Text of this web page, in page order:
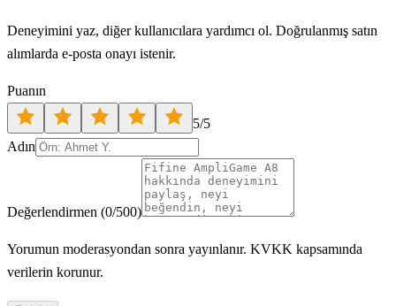
Deneyimini yaz, diğer kullanıcılara yardımcı ol. Doğrulanmış satın
alımlarda e-posta onayı istenir.
Puanın
5/5
Adın
Değerlendirmen (0/500)
Yorumun moderasyondan sonra yayınlanır. KVKK kapsamında
verilerin korunur.